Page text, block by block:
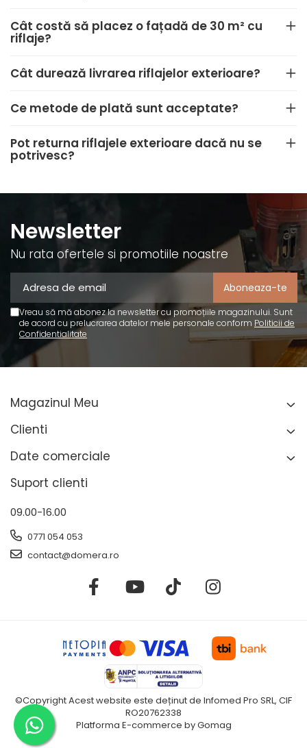
Cât costă să placez o fațadă de 30 m² cu
riflaje?
Cât durează livrarea riflajelor exterioare?
Ce metode de plată sunt acceptate?
Pot returna riflajele exterioare dacă nu se
potrivesc?
Newsletter
Nu rata ofertele si promotiile noastre
Vreau să mă abonez la newsletter cu promoțiile magazinului. Sunt
de acord cu prelucrarea datelor mele personale conform Politicii de
Confidentialitate
Magazinul Meu
Clienti
Date comerciale
Suport clienti
09.00-16.00
0771 054 053
contact@domera.ro
©Copyright Acest website este deținut de Infomed Pro SRL, CIF
RO20762338
Platforma E-commerce by Gomag